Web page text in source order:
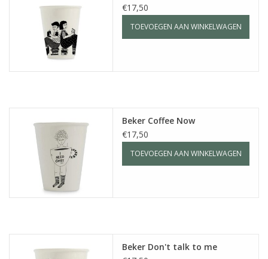
€17,50
TOEVOEGEN AAN WINKELWAGEN
Beker Coffee Now
€17,50
TOEVOEGEN AAN WINKELWAGEN
Beker Don't talk to me